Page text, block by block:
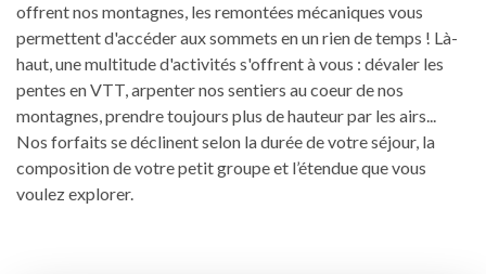
offrent nos montagnes, les remontées mécaniques vous
permettent d'accéder aux sommets en un rien de temps ! Là-
haut, une multitude d'activités s'offrent à vous : dévaler les
pentes en VTT, arpenter nos sentiers au coeur de nos
montagnes, prendre toujours plus de hauteur par les airs...
Nos forfaits se déclinent selon la durée de votre séjour, la
composition de votre petit groupe et l’étendue que vous
voulez explorer.